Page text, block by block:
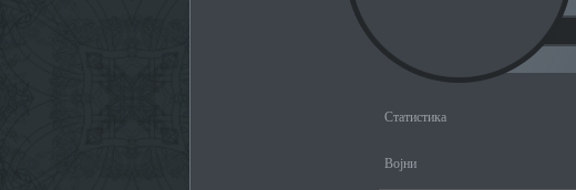
Статистика
Војни